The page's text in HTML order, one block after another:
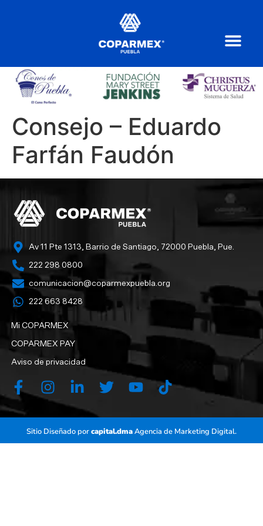
Consejo – Eduardo
Farfán Faudón
Av 11 Pte 1313, Barrio de Santiago, 72000 Puebla, Pue.
222 298 0800
comunicacion@coparmexpuebla.org
222 663 8428‬
Mi COPARMEX
COPARMEX PAY
Aviso de privacidad
Sitio Diseñado porcapital.dmaAgencia de Marketing Digital.